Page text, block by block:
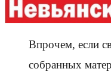
Впрочем, если
собранных